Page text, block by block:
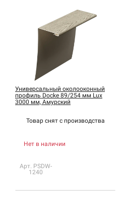
Универсальный околооконный
профиль Docke 89/254 мм Lux
3000 мм, Амурский
Товар снят с производства
Нет в наличии
Арт. PSDW-
1240